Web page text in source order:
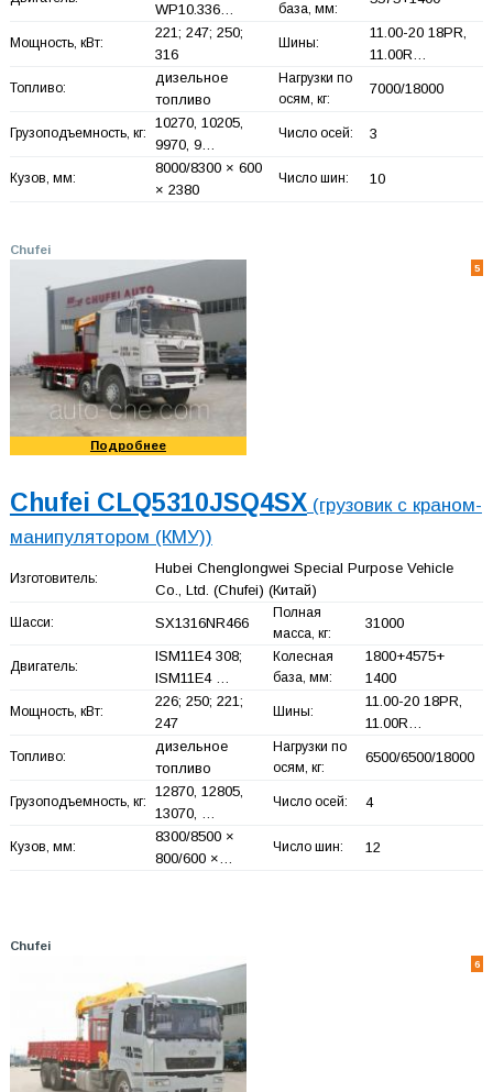
WP10.336… база, мм:
Мощность, кВт:
221; 247; 250;
316
Шины:
11.00-20 18PR,
11.00R…
Топливо:
дизельное
топливо
Нагрузки по
осям, кг:
7000/18000
Грузоподъемность, кг:
10270, 10205,
9970, 9…
Число осей: 3
Кузов, мм:
8000/8300 × 600
× 2380
Число шин: 10
Chufei
5
Подробнее
Chufei CLQ5310JSQ4SX(грузовик с краном-
манипулятором (КМУ))
Изготовитель:
Hubei Chenglongwei Special Purpose Vehicle
Co., Ltd. (Chufei) (Китай)
Шасси: SX1316NR466
Полная
масса, кг:
31000
Двигатель:
ISM11E4 308;
ISM11E4 …
Колесная
база, мм:
1800+4575+
1400
Мощность, кВт:
226; 250; 221;
247
Шины:
11.00-20 18PR,
11.00R…
Топливо:
дизельное
топливо
Нагрузки по
осям, кг:
6500/6500/18000
Грузоподъемность, кг:
12870, 12805,
13070, …
Число осей: 4
Кузов, мм:
8300/8500 ×
800/600 ×…
Число шин: 12
Chufei
6